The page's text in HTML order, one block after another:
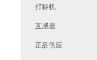
打标机
互感器
正品供应